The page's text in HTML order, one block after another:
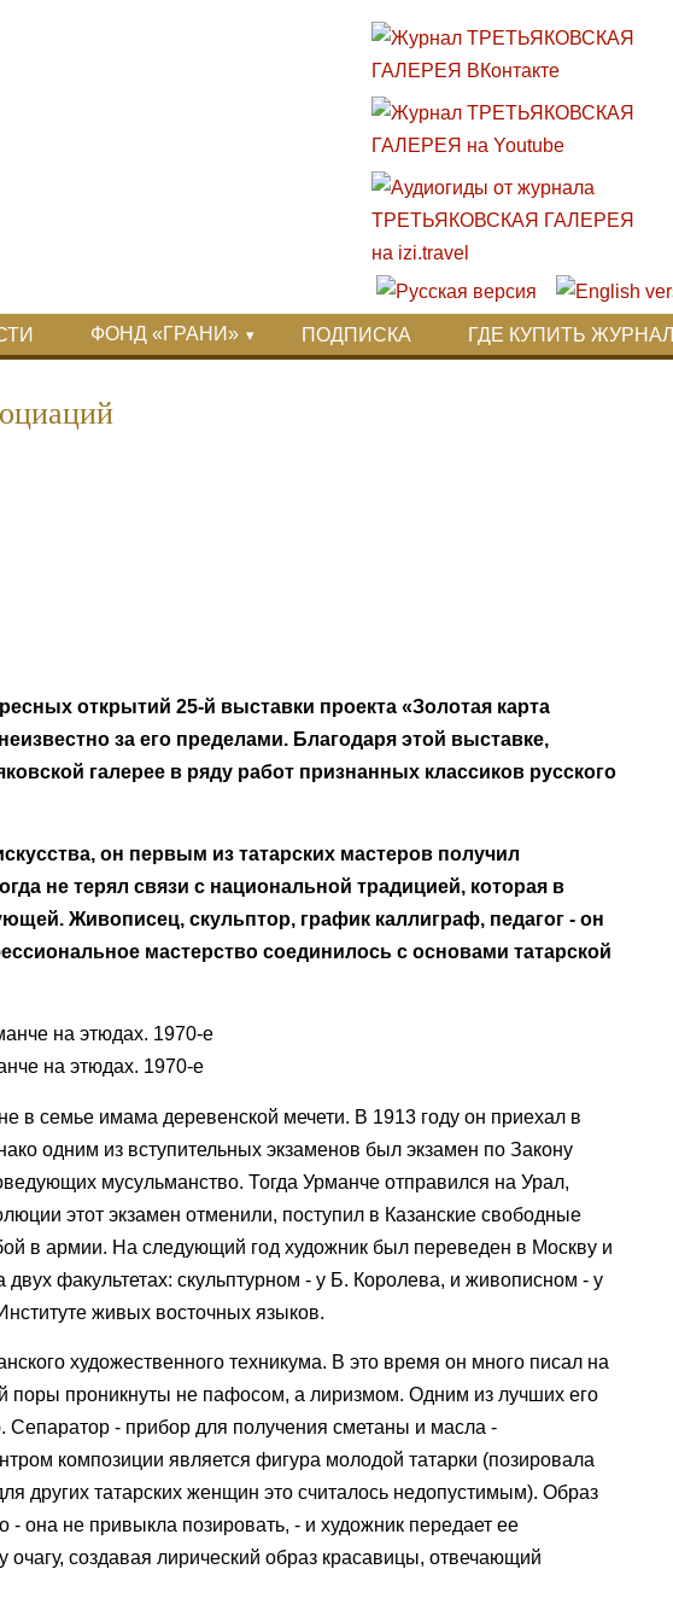
ФОНД «ГРАНИ» ПОДПИСКА ГДЕ КУПИТЬ ЖУРНАЛ
открытий 25-й выставки проекта «Золотая карта
за его пределами. Благодаря этой выставке,
галерее в ряду работ признанных классиков русского
он первым из татарских мастеров получил
не терял связи с национальной традицией, которая в
Живописец, скульптор, график каллиграф, педагог - он
мастерство соединилось с основами татарской
на этюдах. 1970-е
в семье имама деревенской мечети. В 1913 году он приехал в
одним из вступительных экзаменов был экзамен по Закону
мусульманство. Тогда Урманче отправился на Урал,
этот экзамен отменили, поступил в Казанские свободные
в армии. На следующий год художник был переведен в Москву и
факультетах: скульптурном - у Б. Королева, и живописном - у
живых восточных языков.
художественного техникума. В это время он много писал на
поры проникнуты не пафосом, а лиризмом. Одним из лучших его
Сепаратор - прибор для получения сметаны и масла -
композиции является фигура молодой татарки (позировала
других татарских женщин это считалось недопустимым). Образ
- она не привыкла позировать, - и художник передает ее
создавая лирический образ красавицы, отвечающий